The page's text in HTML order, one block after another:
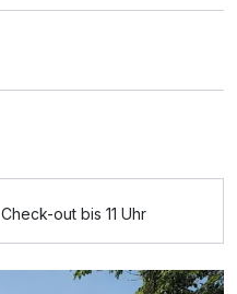
p.P. ab179,00 €
Check-out bis 11 Uhr